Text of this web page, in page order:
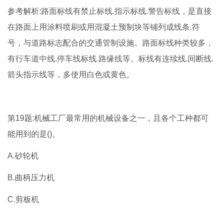
参考解析:路面标线有禁止标线.指示标线.警告标线，是直接
在路面上用涂料喷刷或用混凝土预制块等铺列成线条.符
号，与道路标志配合的交通管制设施。路面标线种类较多，
有行车道中线.停车线标线.路缘线等。标线有连续线.间断线.
箭头指示线等，多使用白色或黄色。
第19题:机械工厂最常用的机械设备之一，且各个工种都可
能用到的是()。
A.砂轮机
B.曲柄压力机
C.剪板机